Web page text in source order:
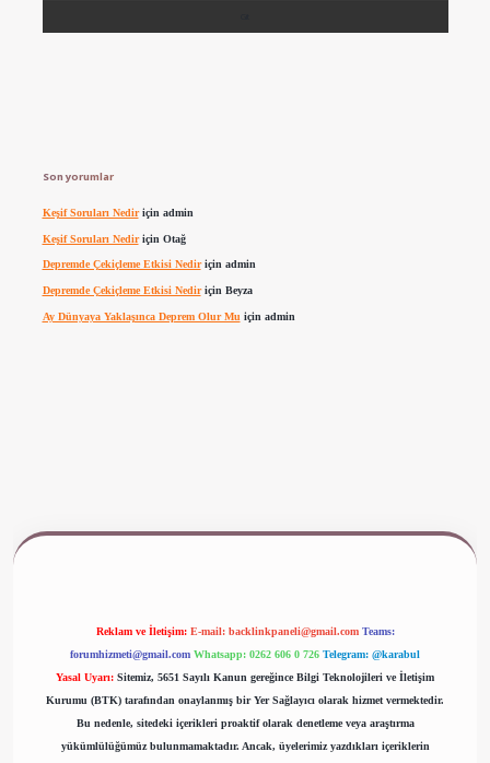
Son yorumlar
Keşif Soruları Nediriçin admin
Keşif Soruları Nediriçin Otağ
Depremde Çekiçleme Etkisi Nediriçin admin
Depremde Çekiçleme Etkisi Nediriçin Beyza
Ay Dünyaya Yaklaşınca Deprem Olur Mu için admin
Reklam ve İletişim: E-mail: backlinkpaneli@gmail.com Teams:
forumhizmeti@gmail.com Whatsapp: 0262 606 0 726 Telegram: @karabul
Yasal Uyarı: Sitemiz, 5651 Sayılı Kanun gereğince Bilgi Teknolojileri ve İletişim
Kurumu (BTK) tarafından onaylanmış bir Yer Sağlayıcı olarak hizmet vermektedir.
Bu nedenle, sitedeki içerikleri proaktif olarak denetleme veya araştırma
yükümlülüğümüz bulunmamaktadır. Ancak, üyelerimiz yazdıkları içeriklerin